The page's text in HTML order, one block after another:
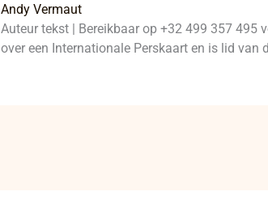
Andy Vermaut
Auteur tekst | Bereikbaar op +32 499 357 495
over een Internationale Perskaart en is lid van